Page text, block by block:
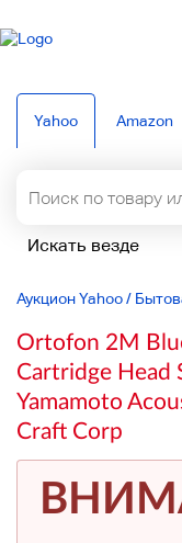
Yahoo Amazon
Аукцион Yahoo/
Ortofon 2M
Cartridge Head
Yamamoto
Craft Corp